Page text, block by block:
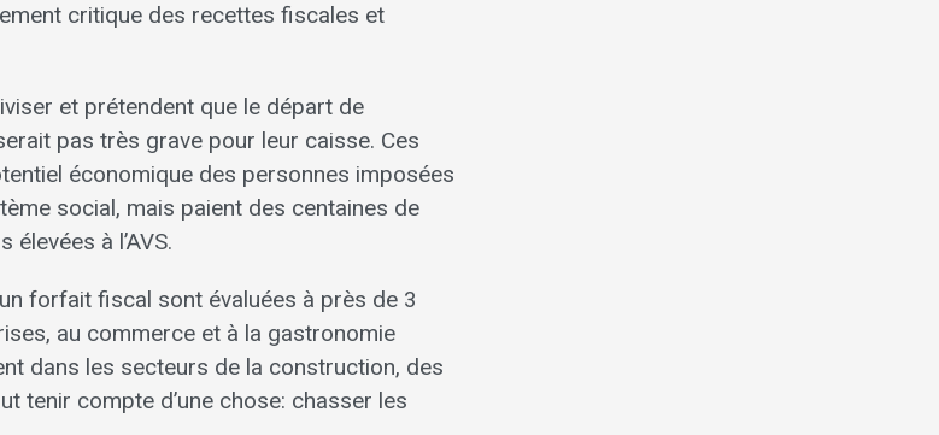
critique des recettes fiscales et
et prétendent que le départ de
pas très grave pour leur caisse. Ces
économique des personnes imposées
social, mais paient des centaines de
à l’AVS.
forfait fiscal sont évaluées à près de 3
au commerce et à la gastronomie
dans les secteurs de la construction, des
tenir compte d’une chose: chasser les